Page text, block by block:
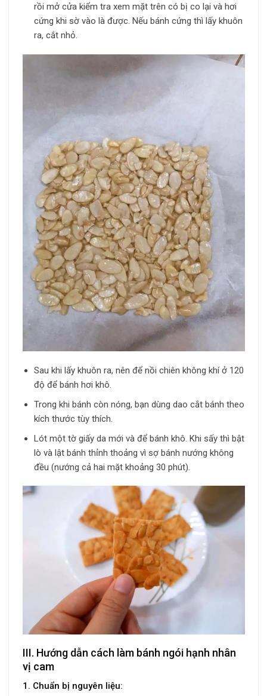
rồi mở cửa kiểm tra xem mặt trên có bị co lại và hơi
cứng khi sờ vào là được. Nếu bánh cứng thì lấy khuôn
ra, cắt nhỏ.
Sau khi lấy khuôn ra, nên để nồi chiên không khí ở 120
độ để bánh hơi khô.
Trong khi bánh còn nóng, bạn dùng dao cắt bánh theo
kích thước tùy thích.
Lót một tờ giấy da mới và để bánh khô. Khi sấy thì bật
lò và lật bánh thỉnh thoảng vì sợ bánh nướng không
đều (nướng cả hai mặt khoảng 30 phút).
III. Hướng dẫn cách làm bánh ngói hạnh nhân
vị cam
1. Chuẩn bị nguyên liệu: